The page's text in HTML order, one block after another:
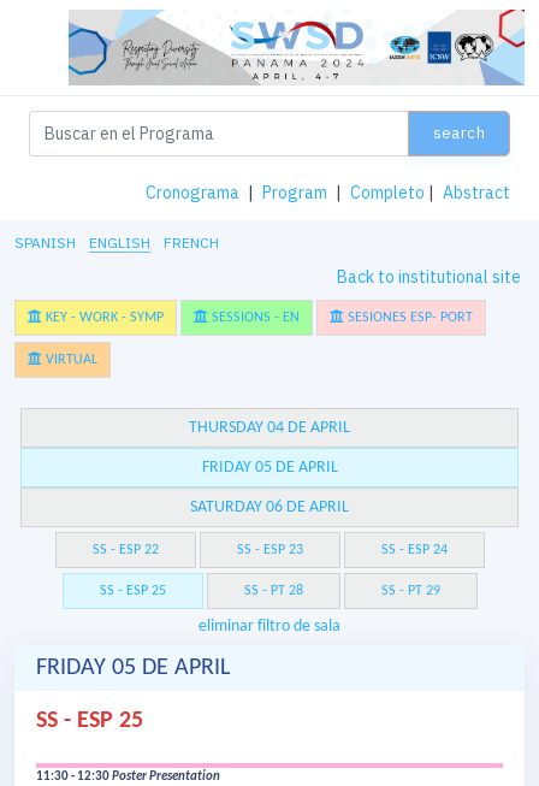
search
Cronograma | Program | Completo | Abstract
SPANISH ENGLISH FRENCH
Back to institutional site
KEY - WORK - SYMP SESSIONS - EN SESIONES ESP- PORT
VIRTUAL
THURSDAY 04 DE APRIL
FRIDAY 05 DE APRIL
SATURDAY 06 DE APRIL
SS - ESP 22 SS - ESP 23 SS - ESP 24
SS - ESP 25 SS - PT 28 SS - PT 29
eliminar filtro de sala
FRIDAY 05 DE APRIL
SS - ESP 25
11:30 - 12:30Poster Presentation